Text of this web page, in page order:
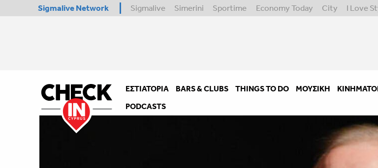
Sigmalive Network Sigmalive Simerini Sportime Economy Today City I Love
ΕΣΤΙΑΤΌΡΙΑ BARS & CLUBS THINGS TO DO ΜΟΥΣΙΚΉ
PODCASTS